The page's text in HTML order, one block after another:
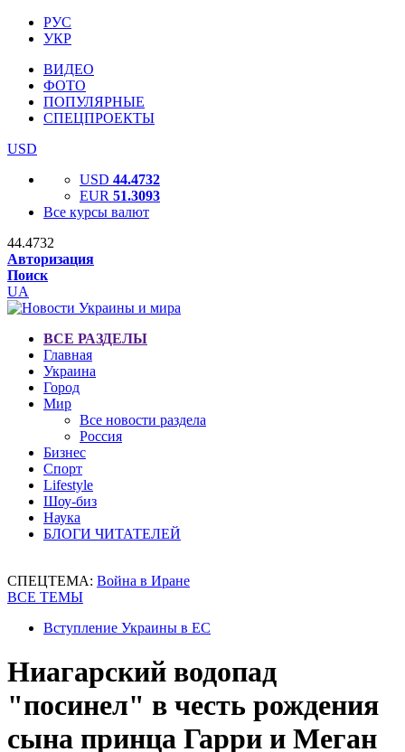
РУС
УКР
ВИДЕО
ФОТО
ПОПУЛЯРНЫЕ
СПЕЦПРОЕКТЫ
USD
USD 44.4732
EUR 51.3093
Все курсы валют
44.4732
Авторизация
Поиск
UA
ВСЕ РАЗДЕЛЫ
Главная
Украина
Город
Мир
Все новости раздела
Россия
Бизнес
Спорт
Lifestyle
Шоу-биз
Наука
БЛОГИ ЧИТАТЕЛЕЙ
СПЕЦТЕМА: Война в Иране
ВСЕ ТЕМЫ
Вступление Украины в ЕС
Ниагарский водопад
"посинел" в честь рождения
сына принца Гарри и Меган